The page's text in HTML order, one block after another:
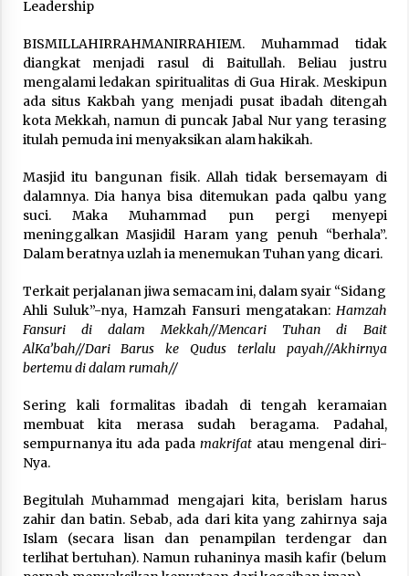
Takut Mati
3 months ago
Said Muniruddin Latih Mental dan Spiritual 80
Siswa YPHC
3 months ago
Said Muniruddin Beri Pelatihan dan Motivasi
untuk 179 Guru Diniyah Disdikbud Kota Banda
Aceh
SELVi: Sebuah Model Motivasi dalam
Kepemimpinan Bisnis
4 months ago
Aliansi Yahudi dan Kristen dalam Dinamika
4 months ago
Leadership
BISMILLAHIRRAHMANIRRAHIEM. Muhammad tidak
diangkat menjadi rasul di Baitullah. Beliau justru
mengalami ledakan spiritualitas di Gua Hirak. Meskipun
ada situs Kakbah yang menjadi pusat ibadah ditengah
kota Mekkah, namun di puncak Jabal Nur yang terasing
itulah pemuda ini menyaksikan alam hakikah.
Masjid itu bangunan fisik. Allah tidak bersemayam di
dalamnya. Dia hanya bisa ditemukan pada qalbu yang
suci. Maka Muhammad pun pergi menyepi
meninggalkan Masjidil Haram yang penuh “berhala”.
Dalam beratnya uzlah ia menemukan Tuhan yang dicari.
Terkait perjalanan jiwa semacam ini, dalam syair “Sidang
Ahli Suluk”-nya, Hamzah Fansuri mengatakan: Hamzah
Fansuri di dalam Mekkah//Mencari Tuhan di Bait
AlKa’bah//Dari Barus ke Qudus terlalu payah//Akhirnya
bertemu di dalam rumah//
Sering kali formalitas ibadah di tengah keramaian
membuat kita merasa sudah beragama. Padahal,
sempurnanya itu ada pada makrifatatau mengenal diri-
Nya.
Begitulah Muhammad mengajari kita, berislam harus
zahir dan batin. Sebab, ada dari kita yang zahirnya saja
Islam (secara lisan dan penampilan terdengar dan
terlihat bertuhan). Namun ruhaninya masih kafir (belum